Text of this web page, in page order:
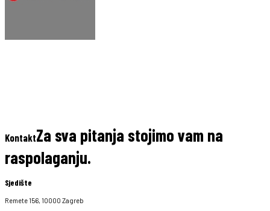
KontaktZa sva pitanja stojimo vam na
raspolaganju.
Sjedište
Remete 156, 10000 Zagreb